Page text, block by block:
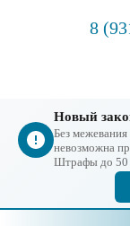
8
Новый
Без межевания
невозможна
Штрафы до 50